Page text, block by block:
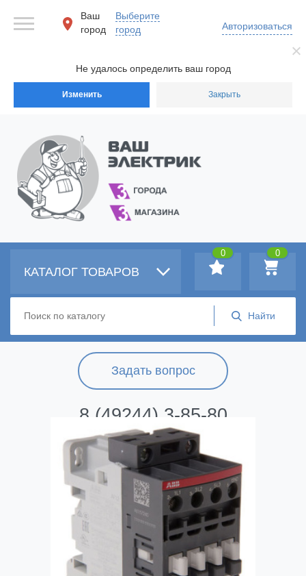
Не удалось определить ваш город
Изменить Закрыть
Ваш
город
Выберите
город
Авторизоваться
Задать вопрос
8 (49244) 3-85-80
КАТАЛОГ ТОВАРОВ
0
0